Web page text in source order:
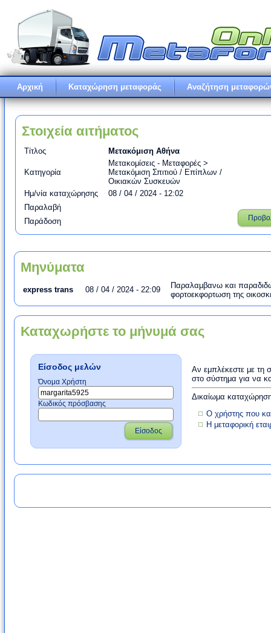
Αρχική Καταχώρηση μεταφοράς Αναζήτηση
Στοιχεία αιτήματος
Τίτλος Μετακόμιση Αθήνα
Κατηγορία
Μετακομίσεις - Μεταφορές >
Μετακόμιση Σπιτιού / Επίπλων /
Οικιακών Συσκευών
Ημ/νία καταχώρησης
08 / 04 / 2024 - 12:02
Παραλαβή
Παράδοση
Μηνύματα
express trans 08 / 04 / 2024 - 22:09
Παραλαμβανω και
φορτοεκφορτωση της
Καταχωρήστε το μήνυμά σας
Είσοδος μελών
Όνομα Χρήστη
Κωδικός πρόσβασης
Είσοδος
Αν εμπλέκεστε με τη
στο σύστημα για να
Δικαίωμα
Ο χρήστης που
Η μεταφορική